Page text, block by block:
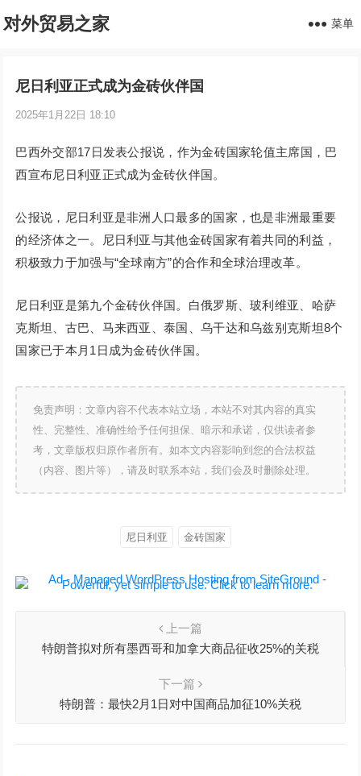
对外贸易之家 菜单
尼日利亚正式成为金砖伙伴国
2025年1月22日 18:10
巴西外交部17日发表公报说，作为金砖国家轮值主席国，巴
西宣布尼日利亚正式成为金砖伙伴国。
公报说，尼日利亚是非洲人口最多的国家，也是非洲最重要
的经济体之一。尼日利亚与其他金砖国家有着共同的利益，
积极致力于加强与“全球南方”的合作和全球治理改革。
尼日利亚是第九个金砖伙伴国。白俄罗斯、玻利维亚、哈萨
克斯坦、古巴、马来西亚、泰国、乌干达和乌兹别克斯坦8个
国家已于本月1日成为金砖伙伴国。
免责声明：文章内容不代表本站立场，本站不对其内容的真实
性、完整性、准确性给予任何担保、暗示和承诺，仅供读者参
考，文章版权归原作者所有。如本文内容影响到您的合法权益
（内容、图片等），请及时联系本站，我们会及时删除处理。
尼日利亚 金砖国家
上一篇
特朗普拟对所有墨西哥和加拿大商品征收25%的关税
下一篇
特朗普：最快2月1日对中国商品加征10%关税